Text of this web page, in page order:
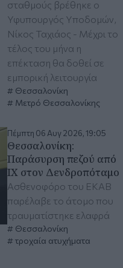
σταθμούς βρέθηκε ο
Υφυπουργός Υποδομών,
Νίκος Ταχιάος - Μέχρι το
τέλος του μήνα η
επέκταση θα δοθεί σε
εμπορική λειτουργία
Θεσσαλονίκη
Μετρό Θεσσαλονίκης
Πέμπτη 06 Αυγ 2026, 19:05
Θεσσαλονίκη:
Παράσυρση πεζού από
ΙΧ στον Δενδροπόταμο
Ασθενοφόρο του ΕΚΑΒ
παρέλαβε το άτομο που
τραυματίστηκε ελαφρά
Θεσσαλονίκη
τροχαία ατυχήματα